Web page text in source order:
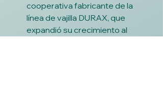
cooperativa fabricante de la
línea de vajilla DURAX, que
expandió su crecimiento al